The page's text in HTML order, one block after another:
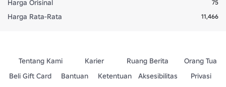
Harga Orisinal
75
Harga Rata-Rata 11,466
Tentang Kami Karier Ruang Berita
Orang Tua
Beli Gift Card
Bantuan Ketentuan Aksesibilitas
Privasi